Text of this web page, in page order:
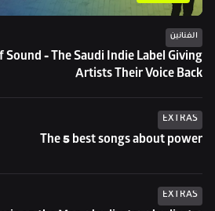
الفنانين
Artists Their Voice Back
EXTRAS
The 5 best songs about power
EXTRAS